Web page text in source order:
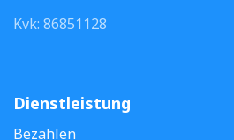
Kvk: 86851128
Dienstleistung
Bezahlen